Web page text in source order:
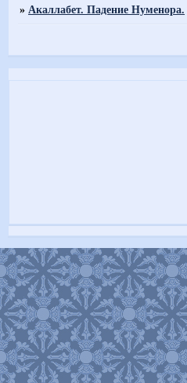
» Акаллабет. Падение Нуменора.